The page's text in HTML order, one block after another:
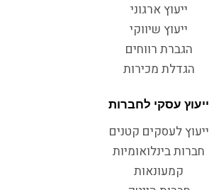
ייעוץ ארגוני
ייעוץ שיווקי
הגברת רווחים
הגדלת מכירות
ייעוץ עסקי לחברות
ייעוץ לעסקים קטנים
חברות בינלואומיות
קמעונאות